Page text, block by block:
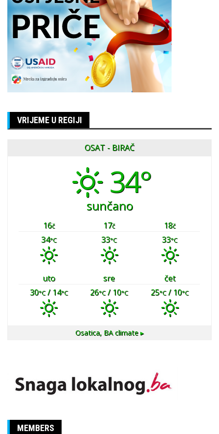
VRIJEME U REGIJI
OSAT - BIRAČ
34°
sunčano
16č 17č 18č
34°C 33°C 33°C
uto sre
čet
30°C/ 14°C 26°C/ 10°C 25°C/ 10°C
Osatica, BAclimate ▸
MEMBERS